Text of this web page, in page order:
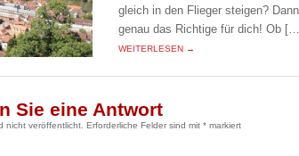
gleich in den Flieger steigen?
genau das Richtige für dich! Ob
WEITERLESEN →
Sie eine Antwort
nicht veröffentlicht. Erforderliche Felder sind mit * markiert